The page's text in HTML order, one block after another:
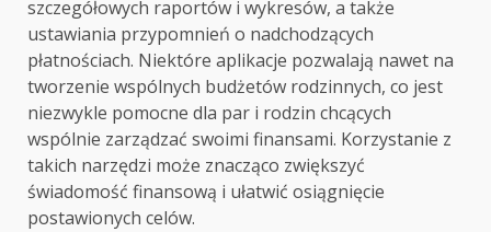
szczegółowych raportów i wykresów, a także
ustawiania przypomnień o nadchodzących
płatnościach. Niektóre aplikacje pozwalają nawet na
tworzenie wspólnych budżetów rodzinnych, co jest
niezwykle pomocne dla par i rodzin chcących
wspólnie zarządzać swoimi finansami. Korzystanie z
takich narzędzi może znacząco zwiększyć
świadomość finansową i ułatwić osiągnięcie
postawionych celów.